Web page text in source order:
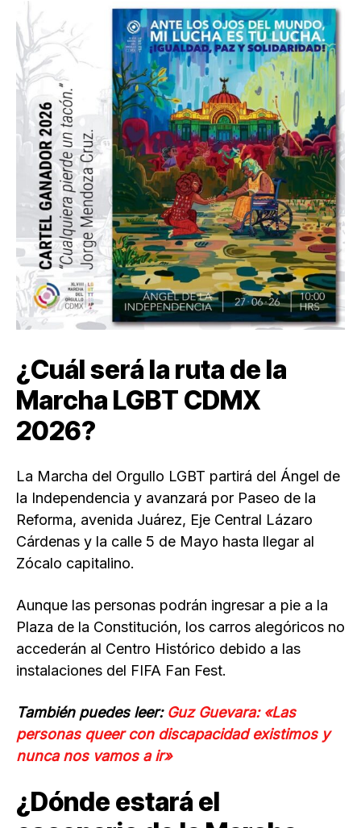
¿Cuál será la ruta de la
Marcha LGBT CDMX
2026?
La Marcha del Orgullo LGBT partirá del Ángel de
la Independencia y avanzará por Paseo de la
Reforma, avenida Juárez, Eje Central Lázaro
Cárdenas y la calle 5 de Mayo hasta llegar al
Zócalo capitalino.
Aunque las personas podrán ingresar a pie a la
Plaza de la Constitución, los carros alegóricos no
accederán al Centro Histórico debido a las
instalaciones del FIFA Fan Fest.
También puedes leer: Guz Guevara: «Las
personas queer con discapacidad existimos y
nunca nos vamos a ir»
¿Dónde estará el